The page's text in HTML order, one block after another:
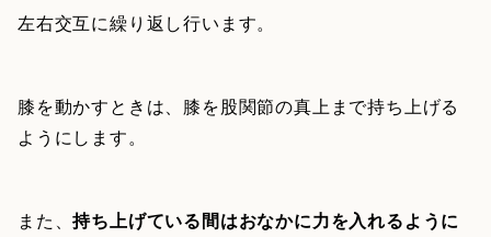
左右交互に繰り返し行います。
膝を動かすときは、膝を股関節の真上まで持ち上げる
ようにします。
また、持ち上げている間はおなかに力を入れるように